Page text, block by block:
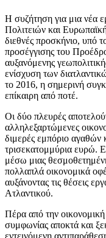
Η συζήτηση για μια νέα
Πολιτειών και
διεθνές προσκήνιο, υπό
προσέγγισης του
αυξανόμενης
ενίσχυση των
το 2016, η σημερινή
επίκαιρη από ποτέ.
Οι δύο πλευρές
αλληλεξαρτώμενες
διμερές εμπόριο αγαθών
τρισεκατομμύρια ευρώ.
μέσω μιας
πολλαπλά οικονομικά
αυξάνοντας τις θέσεις
Ατλαντικού.
Πέρα από την
συμφωνίας αποκτά και
εντεινόμενη